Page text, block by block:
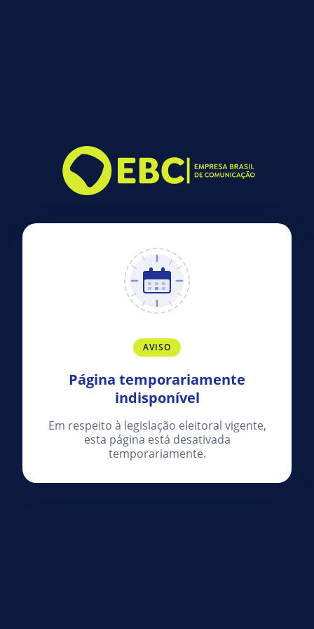
AVISO
Página temporariamente
indisponível
Em respeito à legislação eleitoral vigente,
esta página está desativada
temporariamente.